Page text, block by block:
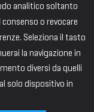
analitico soltanto
o revocare
Seleziona il tasto
la navigazione in
diversi da quelli
solo dispositivo in